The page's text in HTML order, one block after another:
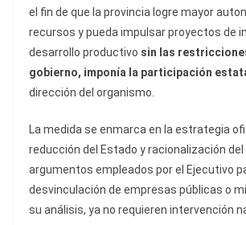
el fin de que la provincia logre mayor
recursos y pueda impulsar proyectos de
desarrollo productivo sin las
gobierno, imponía la participación
dirección del organismo.
La medida se enmarca en la estrategia
reducción del Estado y racionalización
argumentos empleados por el Ejecutivo
desvinculación de empresas públicas o
su análisis, ya no requieren intervención